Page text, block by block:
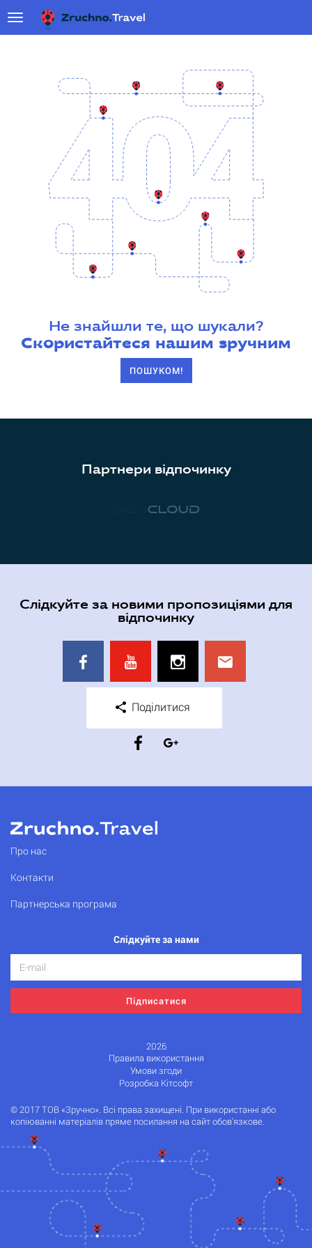
Не знайшли те, що шукали?
Скористайтеся нашим зручним
ПОШУКОМ!
Партнери відпочинку
Слідкуйте за новими пропозиціями для
відпочинку
Поділитися
Про нас
Контакти
Партнерська програма
Слідкуйте за нами
Підписатися
2026
Правила використання
Умови згоди
Розробка Кітсофт
© 2017 ТОВ «Зручно». Всі права захищені. При використанні або
копіюванні матеріалів пряме посилання на сайт обов'язкове.